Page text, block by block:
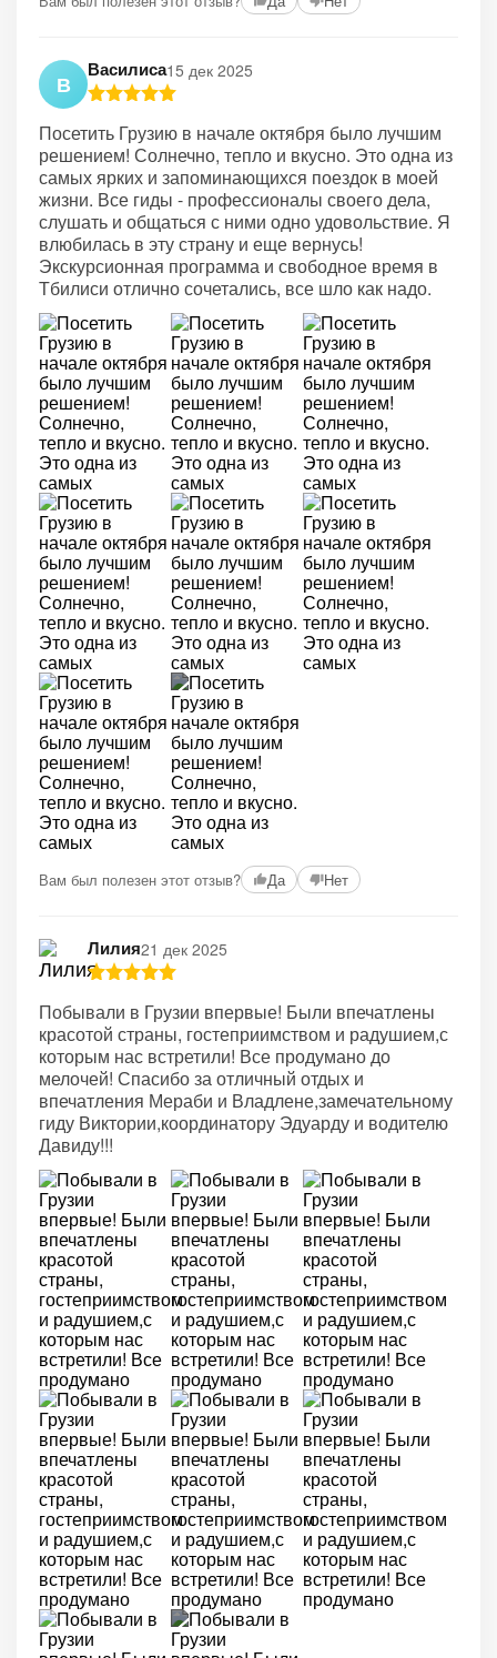
В
Василиса15 дек 2025
Посетить Грузию в начале октября было лучшим
решением! Солнечно, тепло и вкусно. Это одна из
самых ярких и запоминающихся поездок в моей
жизни. Все гиды - профессионалы своего дела,
слушать и общаться с ними одно удовольствие. Я
влюбилась в эту страну и еще вернусь!
Экскурсионная программа и свободное время в
Тбилиси отлично сочетались, все шло как надо.
Вам был полезен этот отзыв? Да Нет
Лилия21 дек 2025
Побывали в Грузии впервые! Были впечатлены
красотой страны, гостеприимством и радушием,с
которым нас встретили! Все продумано до
мелочей! Спасибо за отличный отдых и
впечатления Мераби и Владлене,замечательному
гиду Виктории,координатору Эдуарду и водителю
Давиду!!!